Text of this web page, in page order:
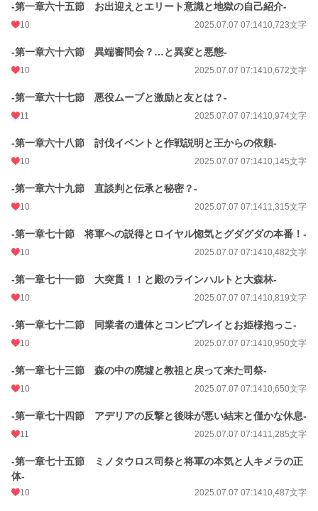
-第一章六十五節 お出迎えとエリート意識と地獄の自己紹介-
10 2025.07.07 07:1410,723文字
-第一章六十六節 異端審問会？…と異変と悪態-
10 2025.07.07 07:1410,672文字
-第一章六十七節 悪役ムーブと激励と友とは？-
11 2025.07.07 07:1410,974文字
-第一章六十八節 討伐イベントと作戦説明と王からの依頼-
10 2025.07.07 07:1410,145文字
-第一章六十九節 直談判と伝承と秘密？-
10 2025.07.07 07:1411,315文字
-第一章七十節 将軍への説得とロイヤル惚気とグダグダの本番！-
10 2025.07.07 07:1410,482文字
-第一章七十一節 大突貫！！と殿のラインハルトと大森林-
10 2025.07.07 07:1410,819文字
-第一章七十二節 同業者の遺体とコンビプレイとお姫様抱っこ-
10 2025.07.07 07:1410,950文字
-第一章七十三節 森の中の廃墟と教祖と戻って来た司祭-
10 2025.07.07 07:1410,650文字
-第一章七十四節 アデリアの反撃と後味が悪い結末と僅かな休息-
11 2025.07.07 07:1411,285文字
-第一章七十五節 ミノタウロス司祭と将軍の本気と人キメラの正
体-
10 2025.07.07 07:1410,487文字